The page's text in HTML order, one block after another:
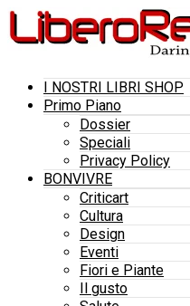
I NOSTRI LIBRI SHOP
Primo Piano
Dossier
Speciali
Privacy Policy
BONVIVRE
Criticart
Cultura
Design
Eventi
Fiori e Piante
Il gusto